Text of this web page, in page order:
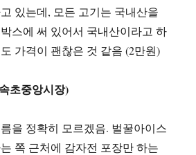
있는데, 모든 고기는 국내산을
스에 써 있어서 국내산이라고 하
가격이 괜찮은 것 같음 (2만원)
초중앙시장)
을 정확히 모르겠음. 벌꿀아이스
쪽 근처에 감자전 포장만 하는